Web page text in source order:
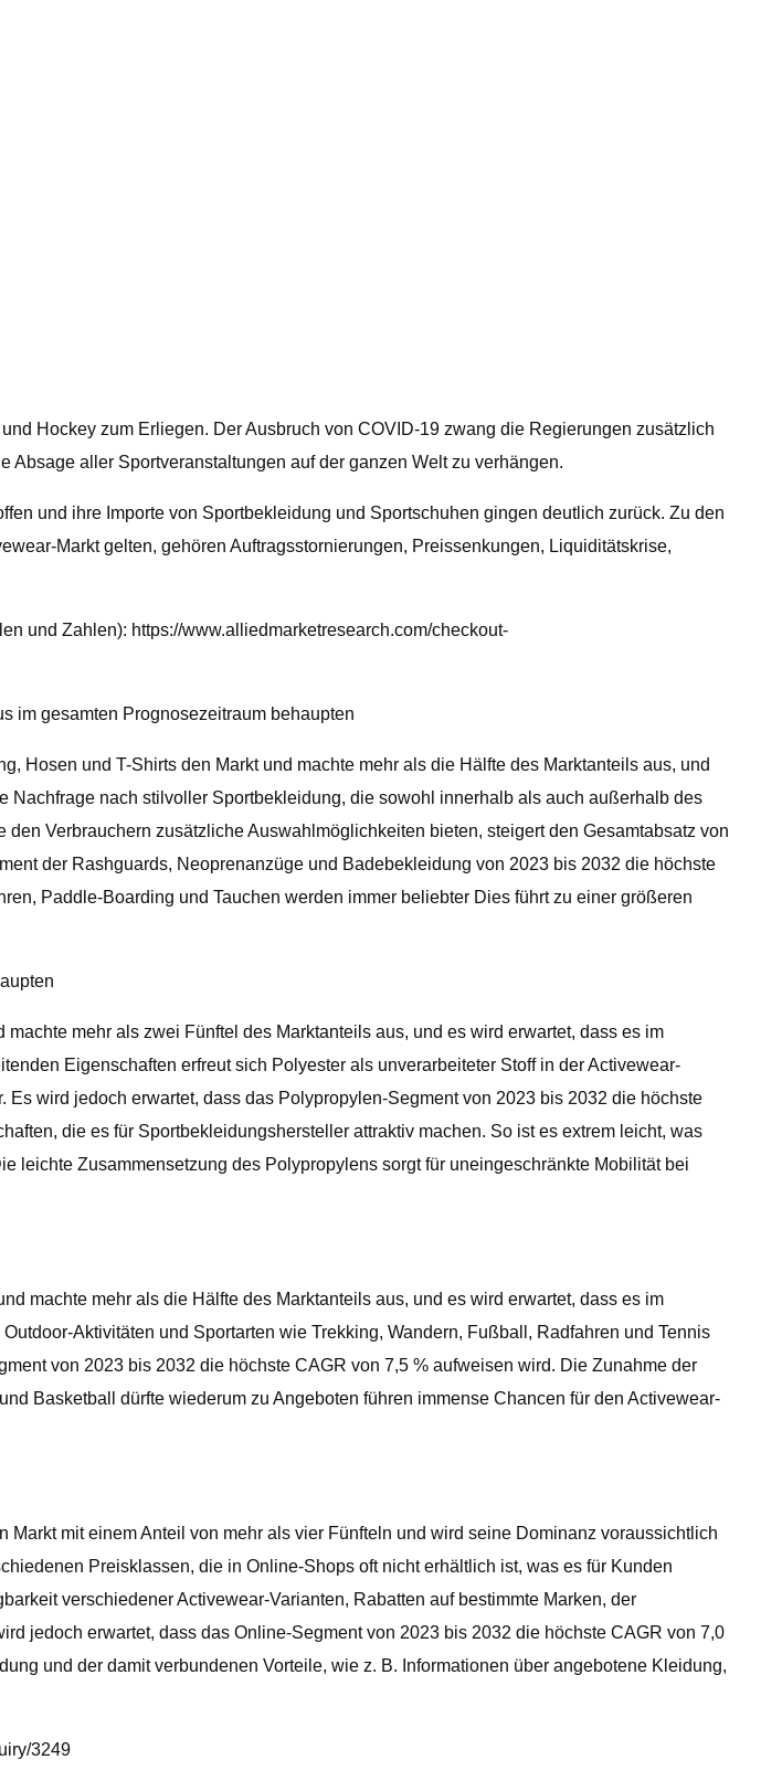
Hockey zum Erliegen. Der Ausbruch von COVID-19 zwang die Regierungen zusätzlich
aller Sportveranstaltungen auf der ganzen Welt zu verhängen.
und ihre Importe von Sportbekleidung und Sportschuhen gingen deutlich zurück. Zu den
Markt gelten, gehören Auftragsstornierungen, Preissenkungen, Liquiditätskrise,
und Zahlen): https://www.alliedmarketresearch.com/checkout-
im gesamten Prognosezeitraum behaupten
Hosen und T-Shirts den Markt und machte mehr als die Hälfte des Marktanteils aus, und
nach stilvoller Sportbekleidung, die sowohl innerhalb als auch außerhalb des
Verbrauchern zusätzliche Auswahlmöglichkeiten bieten, steigert den Gesamtabsatz von
der Rashguards, Neoprenanzüge und Badebekleidung von 2023 bis 2032 die höchste
Paddle-Boarding und Tauchen werden immer beliebter Dies führt zu einer größeren
mehr als zwei Fünftel des Marktanteils aus, und es wird erwartet, dass es im
Eigenschaften erfreut sich Polyester als unverarbeiteter Stoff in der Activewear-
wird jedoch erwartet, dass das Polypropylen-Segment von 2023 bis 2032 die höchste
die es für Sportbekleidungshersteller attraktiv machen. So ist es extrem leicht, was
leichte Zusammensetzung des Polypropylens sorgt für uneingeschränkte Mobilität bei
machte mehr als die Hälfte des Marktanteils aus, und es wird erwartet, dass es im
Aktivitäten und Sportarten wie Trekking, Wandern, Fußball, Radfahren und Tennis
von 2023 bis 2032 die höchste CAGR von 7,5 % aufweisen wird. Die Zunahme der
Basketball dürfte wiederum zu Angeboten führen immense Chancen für den Activewear-
mit einem Anteil von mehr als vier Fünfteln und wird seine Dominanz voraussichtlich
Preisklassen, die in Online-Shops oft nicht erhältlich ist, was es für Kunden
verschiedener Activewear-Varianten, Rabatten auf bestimmte Marken, der
jedoch erwartet, dass das Online-Segment von 2023 bis 2032 die höchste CAGR von 7,0
und der damit verbundenen Vorteile, wie z. B. Informationen über angebotene Kleidung,
3249